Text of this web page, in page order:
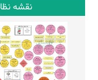
نقشه